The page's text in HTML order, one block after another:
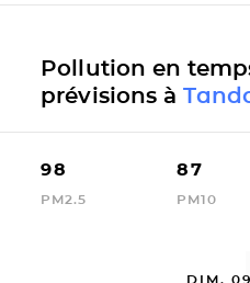
Pollution en
prévisions à
98
PM2.5
87
PM10
DIM.